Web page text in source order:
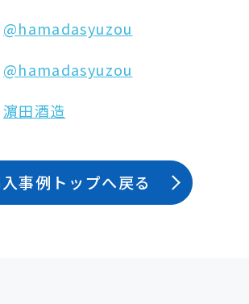
@hamadasyuzou
@hamadasyuzou
濵田酒造
事例トップへ戻る